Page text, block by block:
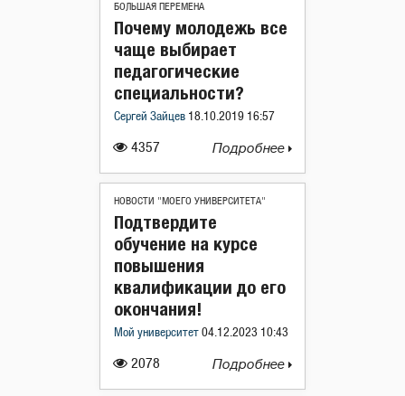
БОЛЬШАЯ ПЕРЕМЕНА
4357
Почему молодежь все
чаще выбирает
педагогические
специальности?
Сергей Зайцев 18.10.2019 16:57
Подробнее
НОВОСТИ "МОЕГО УНИВЕРСИТЕТА"
2078
Подтвердите
обучение на курсе
повышения
квалификации до его
окончания!
Мой университет 04.12.2023 10:43
Подробнее